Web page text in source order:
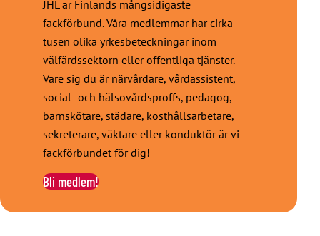
JHL är Finlands mångsidigaste
fackförbund. Våra medlemmar har cirka
tusen olika yrkesbeteckningar inom
välfärdssektorn eller offentliga tjänster.
Vare sig du är närvårdare, vårdassistent,
social- och hälsovårdsproffs, pedagog,
barnskötare, städare, kosthållsarbetare,
sekreterare, väktare eller konduktör är vi
fackförbundet för dig!
Bli medlem!